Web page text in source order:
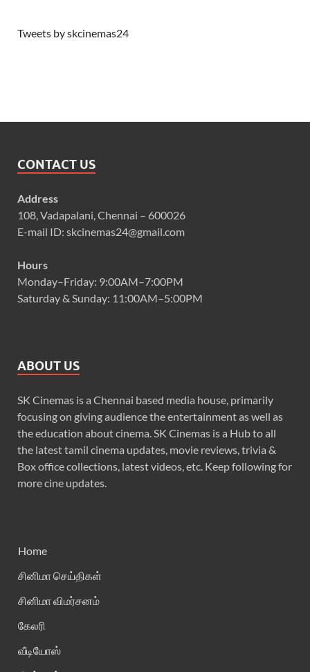
Tweets by skcinemas24
CONTACT US
Address
108, Vadapalani, Chennai – 600026
E-mail ID: skcinemas24@gmail.com
Hours
Monday–Friday: 9:00AM–7:00PM
Saturday & Sunday: 11:00AM–5:00PM
ABOUT US
SK Cinemas is a Chennai based media house, primarily
focusing on giving audience the entertainment as well as
the education about cinema. SK Cinemas is a Hub to all
the latest tamil cinema updates, movie reviews, trivia &
Box office collections, latest videos, etc. Keep following for
more cine updates.
Home
சினிமா செய்திகள்
சினிமா விமர்சனம்
கேலரி
வீடியோஸ்